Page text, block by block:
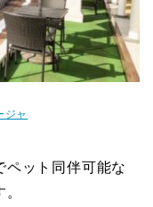
ジャ
ペット同伴可能な